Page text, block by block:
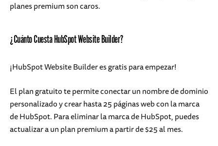
planes premium son caros.
¿Cuánto Cuesta HubSpot Website Builder?
¡HubSpot Website Builder es gratis para empezar!
El plan gratuito te permite conectar un nombre de dominio
personalizado y crear hasta 25 páginas web con la marca
de HubSpot. Para eliminar la marca de HubSpot, puedes
actualizar a un plan premium a partir de $25 al mes.